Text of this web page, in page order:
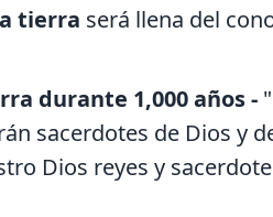
tierra será llena del
durante 1,000 años -
sacerdotes de Dios y
Dios reyes y